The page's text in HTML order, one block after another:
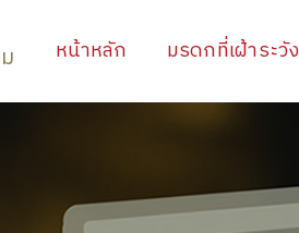
หน้าหลัก (current)
มรดกที่เฝ้าระวัง